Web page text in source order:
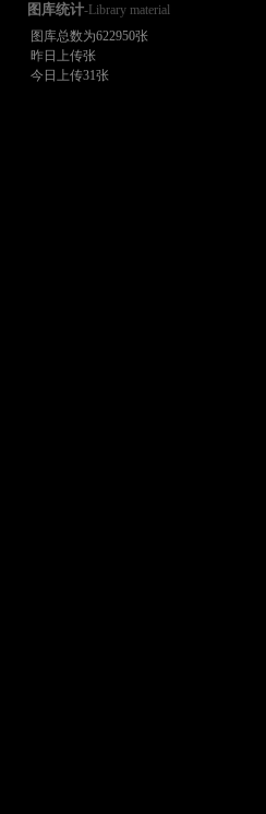
图库统计-Library material
图库总数为622950张
昨日上传张
今日上传31张